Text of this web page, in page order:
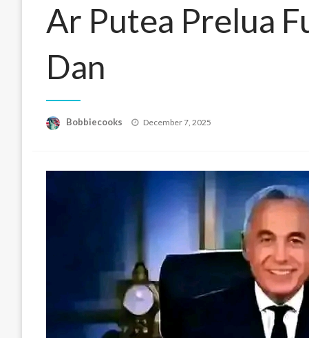
Ar Putea Prelua
Dan
Bobbiecooks
Posted
December 7, 2025